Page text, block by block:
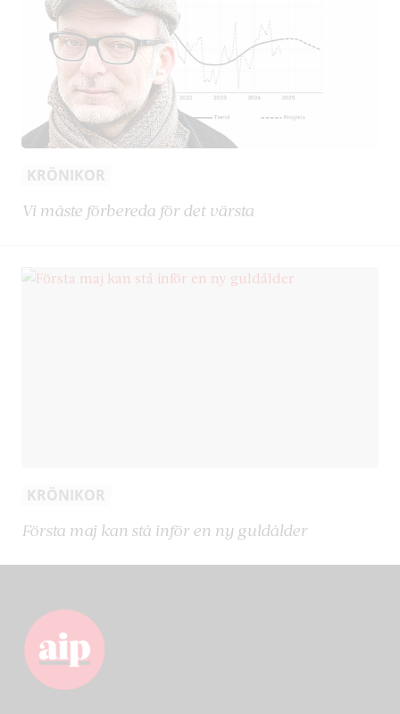
KRÖNIKOR
Vi måste förbereda för det värsta
KRÖNIKOR
Första maj kan stå inför en ny guldålder